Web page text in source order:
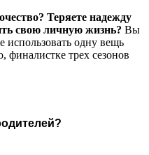
Теряете надежду
свою личную жизнь? Вы
использовать одну вещь
финалистке трех сезонов